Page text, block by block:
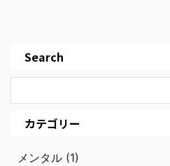
Search
カテゴリー
メンタル (1)